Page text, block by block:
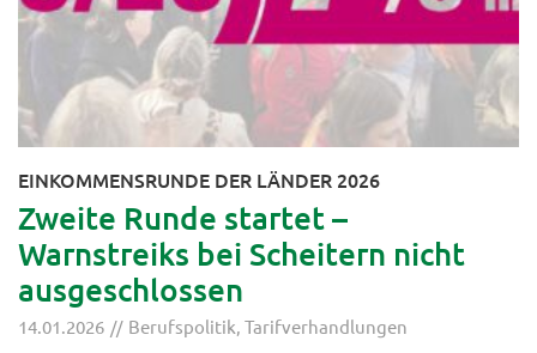
EINKOMMENSRUNDE DER LÄNDER 2026
Zweite Runde startet –
Warnstreiks bei Scheitern nicht
ausgeschlossen
14.01.2026 Berufspolitik, Tarifverhandlungen